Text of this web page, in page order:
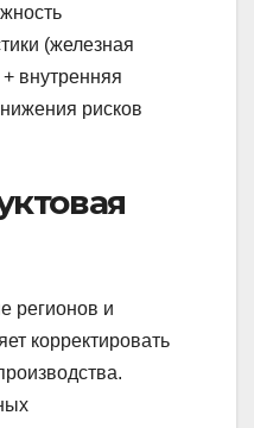
(железная
внутренняя
рисков
регионов и
корректировать